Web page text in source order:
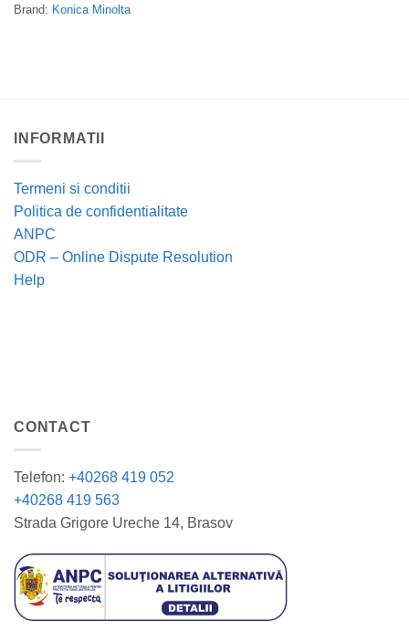
Brand: Konica Minolta
INFORMATII
Termeni si conditii
Politica de confidentialitate
ANPC
ODR – Online Dispute Resolution
Help
CONTACT
Telefon: +40268 419 052
+40268 419 563
Strada Grigore Ureche 14, Brasov